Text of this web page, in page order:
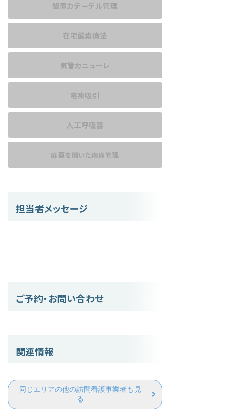
留置カテーテル管理
在宅酸素療法
気管カニューレ
喀痰吸引
人工呼吸器
麻薬を用いた疼痛管理
担当者メッセージ
ご予約・お問い合わせ
関連情報
同じエリアの他の訪問看護事業者も見
る